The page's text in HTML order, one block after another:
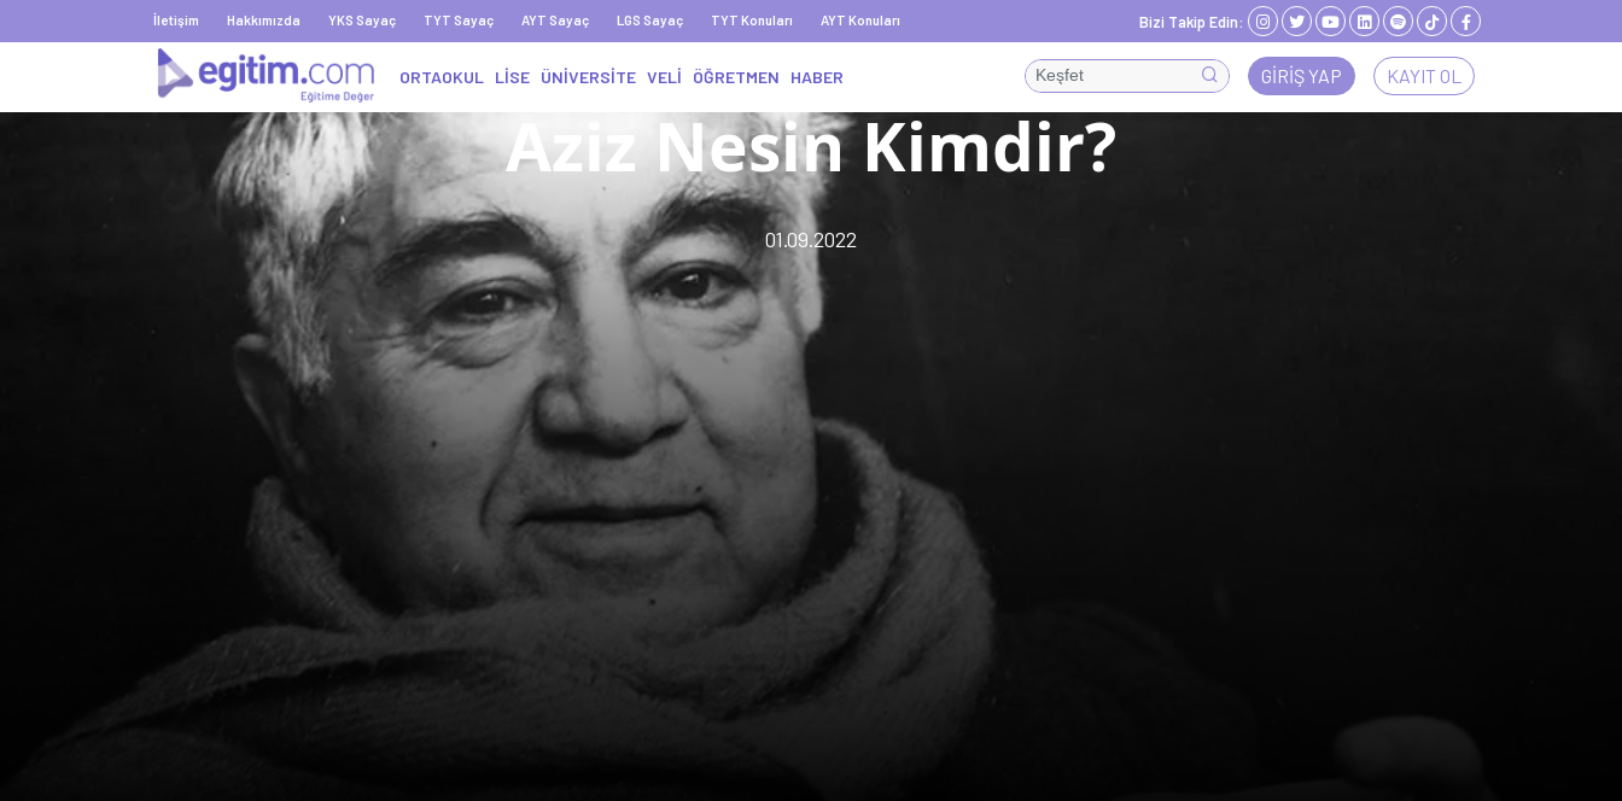
İletişim Hakkımızda YKS Sayaç TYT Sayaç AYT Sayaç LGS Sayaç TYT Konuları AYT Konuları Bizi Takip Edin:
GIRIŞ YAP KAYIT OL
ORTAOKUL LİSE ÜNİVERSİTE VELİ ÖĞRETMEN HABER
Aziz Nesin Kimdir?
01.09.2022